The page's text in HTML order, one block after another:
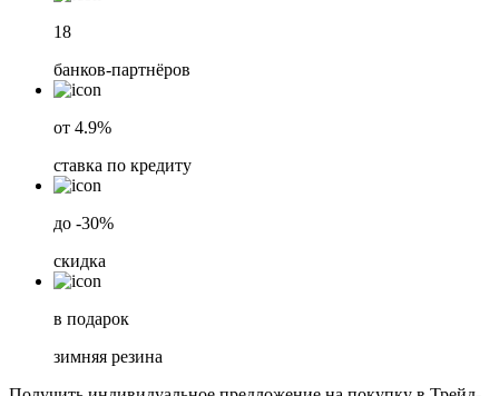
18
банков-партнёров
от 4.9%
ставка по кредиту
до -30%
скидка
в подарок
зимняя резина